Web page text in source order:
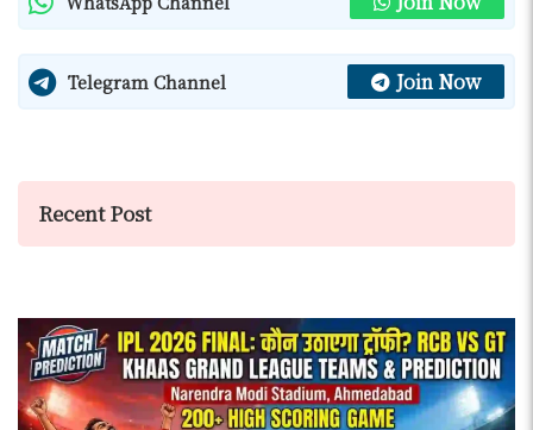
Telegram Channel Join Now
Recent Post